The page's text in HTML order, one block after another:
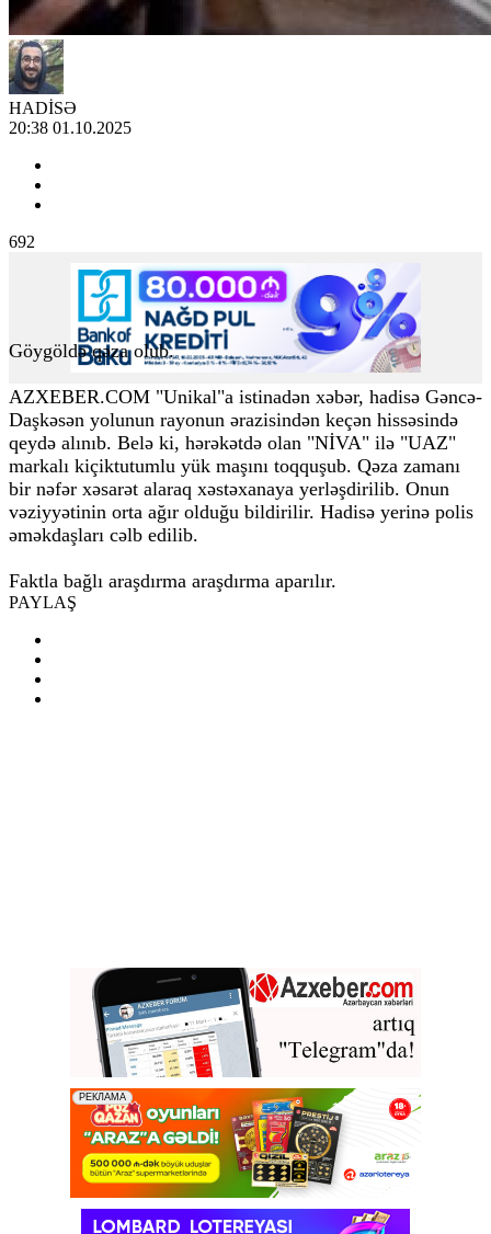
HADİSƏ
20:38 01.10.2025
692
Göygöldə qəza olub.
AZXEBER.COM "Unikal"a istinadən xəbər, hadisə Gəncə-
Daşkəsən yolunun rayonun ərazisindən keçən hissəsində
qeydə alınıb. Belə ki, hərəkətdə olan "NİVA" ilə "UAZ"
markalı kiçiktutumlu yük maşını toqquşub. Qəza zamanı
bir nəfər xəsarət alaraq xəstəxanaya yerləşdirilib. Onun
vəziyyətinin orta ağır olduğu bildirilir. Hadisə yerinə polis
əməkdaşları cəlb edilib.
Faktla bağlı araşdırma araşdırma aparılır.
PAYLAŞ